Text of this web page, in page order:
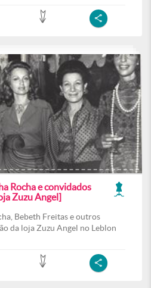
Rocha e convidados
Zuzu Angel]
Bebeth Freitas e outros
da loja Zuzu Angel no Leblon